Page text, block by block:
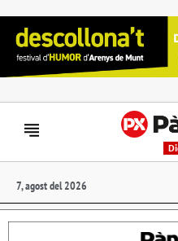
7, agost del 2026